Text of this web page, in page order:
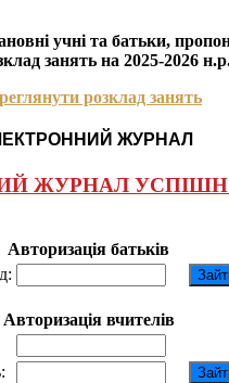
учні та батьки,
занять на 2025-2026
розклад занять
ЖУРНАЛ
ЖУРНАЛ
Авторизація батьків
Авторизація вчителів